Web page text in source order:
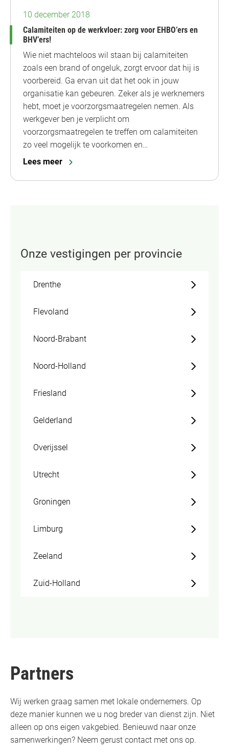
10 december 2018
Calamiteiten op de werkvloer: zorg voor EHBO’ers en
BHV’ers!
Wie niet machteloos wil staan bij calamiteiten
zoals een brand of ongeluk, zorgt ervoor dat hij is
voorbereid. Ga ervan uit dat het ook in jouw
organisatie kan gebeuren. Zeker als je werknemers
hebt, moet je voorzorgsmaatregelen nemen. Als
werkgever ben je verplicht om
voorzorgsmaatregelen te treffen om calamiteiten
zo veel mogelijk te voorkomen en…
Lees meer
Onze vestigingen per provincie
Drenthe
Flevoland
Noord-Brabant
Noord-Holland
Friesland
Gelderland
Overijssel
Utrecht
Groningen
Limburg
Zeeland
Zuid-Holland
Partners
Wij werken graag samen met lokale ondernemers. Op
deze manier kunnen we u nog breder van dienst zijn. Niet
alleen op ons eigen vakgebied. Benieuwd naar onze
samenwerkingen? Neem gerust contact met ons op.